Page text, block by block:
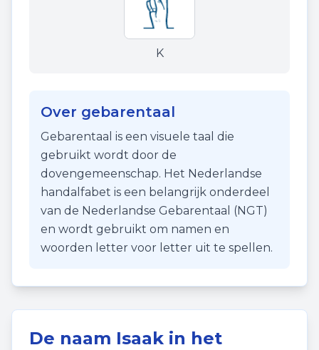
K
Over gebarentaal
Gebarentaal is een visuele taal die
gebruikt wordt door de
dovengemeenschap. Het Nederlandse
handalfabet is een belangrijk onderdeel
van de Nederlandse Gebarentaal (NGT)
en wordt gebruikt om namen en
woorden letter voor letter uit te spellen.
De naam Isaak in het